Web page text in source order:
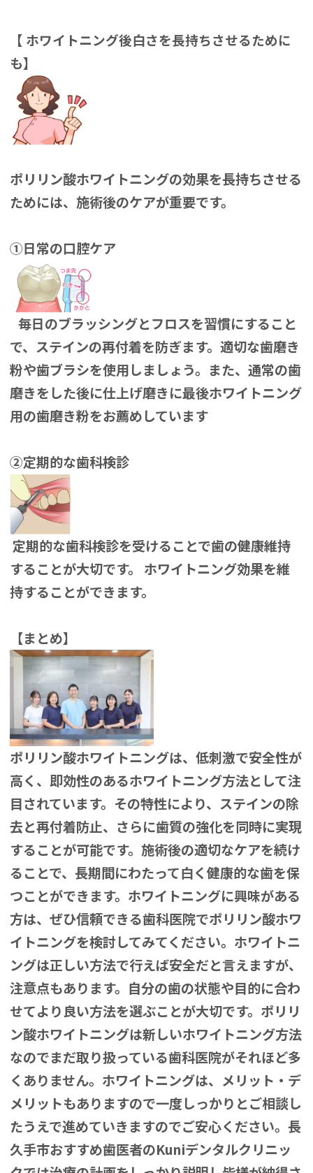
【 ホワイトニング後白さを長持ちさせるために
も】
ポリリン酸ホワイトニングの効果を長持ちさせる
ためには、施術後のケアが重要です。
①日常の口腔ケア
毎日のブラッシングとフロスを習慣にすること
で、ステインの再付着を防ぎます。適切な歯磨き
粉や歯ブラシを使用しましょう。また、通常の歯
磨きをした後に仕上げ磨きに最後ホワイトニング
用の歯磨き粉をお薦めしています
②定期的な歯科検診
定期的な歯科検診を受けることで歯の健康維持
することが大切です。 ホワイトニング効果を維
持することができます。
【まとめ】
ポリリン酸ホワイトニングは、低刺激で安全性が
高く、即効性のあるホワイトニング方法として注
目されています。その特性により、ステインの除
去と再付着防止、さらに歯質の強化を同時に実現
することが可能です。施術後の適切なケアを続け
ることで、長期間にわたって白く健康的な歯を保
つことができます。ホワイトニングに興味がある
方は、ぜひ信頼できる歯科医院でポリリン酸ホワ
イトニングを検討してみてください。 ホワイトニ
ングは正しい方法で行えば安全だと言えますが、
注意点もあります。 自分の歯の状態や目的に合わ
せてより良い方法を選ぶことが大切です。ポリリ
ン酸ホワイトニングは新しいホワイトニング方法
なのでまだ取り扱っている歯科医院がそれほど多
くありません。ホワイトニングは、メリット・デ
メリットもありますので一度しっかりとご相談し
たうえで進めていきますのでご安心ください。長
久手市おすすめ歯医者のKuniデンタルクリニッ